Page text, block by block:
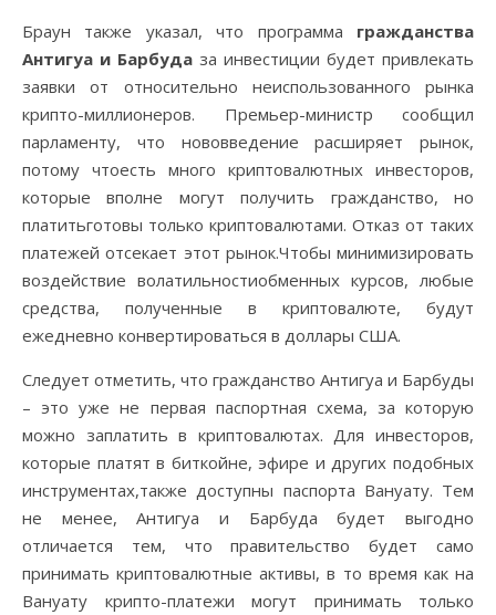
Браун также указал, что программа гражданства
Антигуа и Барбуда за инвестиции будет привлекать
заявки от относительно неиспользованного рынка
крипто-миллионеров. Премьер-министр сообщил
парламенту, что нововведение расширяет рынок,
потому чтоесть много криптовалютных инвесторов,
которые вполне могут получить гражданство, но
платитьготовы только криптовалютами. Отказ от таких
платежей отсекает этот рынок.Чтобы минимизировать
воздействие волатильностиобменных курсов, любые
средства, полученные в криптовалюте, будут
ежедневно конвертироваться в доллары США.
Следует отметить, что гражданство Антигуа и Барбуды
– это уже не первая паспортная схема, за которую
можно заплатить в криптовалютах. Для инвесторов,
которые платят в биткойне, эфире и других подобных
инструментах,также доступны паспорта Вануату. Тем
не менее, Антигуа и Барбуда будет выгодно
отличается тем, что правительство будет само
принимать криптовалютные активы, в то время как на
Вануату крипто-платежи могут принимать только